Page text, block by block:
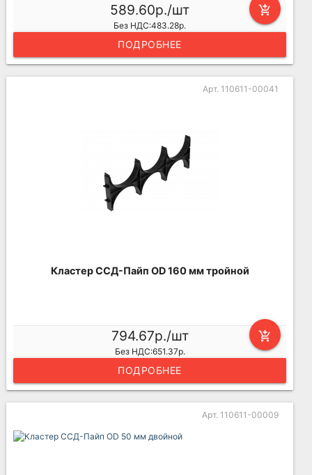
add_shopping_cart
589.60р./шт
Без НДС:483.28р.
ПОДРОБНЕЕ
Арт. 110611-00041
Кластер ССД-Пайп OD 160 мм тройной
add_shopping_cart
794.67р./шт
Без НДС:651.37р.
ПОДРОБНЕЕ
Арт. 110611-00009